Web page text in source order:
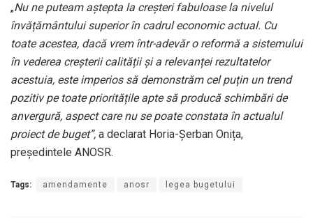
„Nu ne puteam aștepta la creșteri fabuloase la nivelul
învățământului superior în cadrul economic actual. Cu
toate acestea, dacă vrem într-adevăr o reformă a sistemului
în vederea creșterii calității și a relevanței rezultatelor
acestuia, este imperios să demonstrăm cel puțin un trend
pozitiv pe toate prioritățile apte să producă schimbări de
anvergură, aspect care nu se poate constata în actualul
proiect de buget”, a declarat Horia-Șerban Onița,
președintele ANOSR.
Tags: amendamente anosr legea bugetului